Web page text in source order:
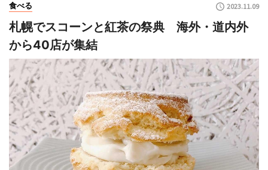
食べる 2023.11.09
札幌でスコーンと紅茶の祭典 海外・道内外
から40店が集結